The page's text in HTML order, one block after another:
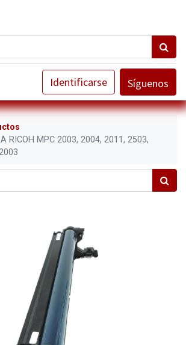
Identificarse Síguenos
RICOH MPC 2003, 2004, 2011, 2503,